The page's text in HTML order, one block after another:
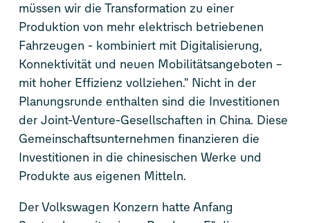
müssen wir die Transformation zu einer
Produktion von mehr elektrisch betriebenen
Fahrzeugen - kombiniert mit Digitalisierung,
Konnektivität und neuen Mobilitätsangeboten –
mit hoher Effizienz vollziehen." Nicht in der
Planungsrunde enthalten sind die Investitionen
der Joint-Venture-Gesellschaften in China. Diese
Gemeinschaftsunternehmen finanzieren die
Investitionen in die chinesischen Werke und
Produkte aus eigenen Mitteln.
Der Volkswagen Konzern hatte Anfang